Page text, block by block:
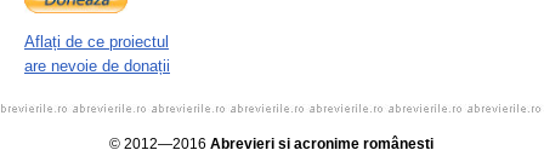
Aflați de ce proiectul
are nevoie de donații
© 2012—2016 Abrevieri și acronime românești